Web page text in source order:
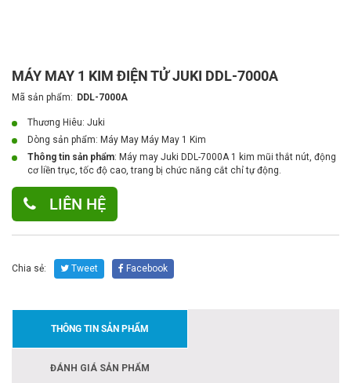
MÁY MAY 1 KIM ĐIỆN TỬ JUKI DDL-7000A
Mã sản phẩm: DDL-7000A
Thương Hiêu: Juki
Dòng sản phẩm: Máy May Máy May 1 Kim
Thông tin sản phẩm: Máy may Juki DDL-7000A 1 kim mũi thắt nút, động
cơ liền trục, tốc độ cao, trang bị chức năng cắt chỉ tự động.
LIÊN HỆ
Chia sẻ: Tweet Facebook
THÔNG TIN SẢN PHẨM
ĐÁNH GIÁ SẢN PHẨM